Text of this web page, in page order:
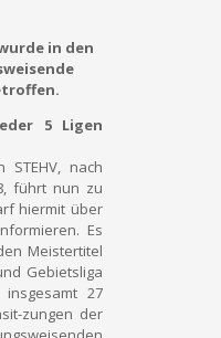
in den
5 Ligen
nach
führt nun zu
hiermit über
Es
Meistertitel
Gebietsliga
27
zungen der